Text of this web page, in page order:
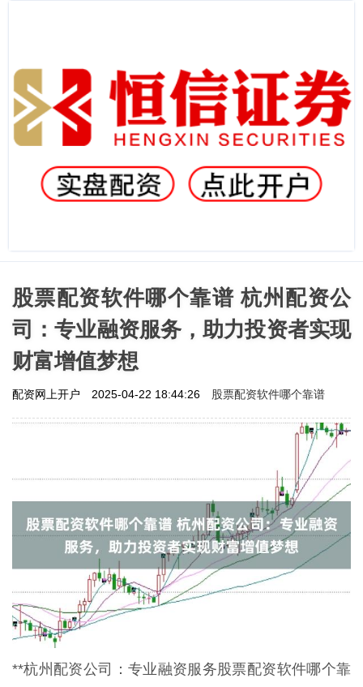
股票配资软件哪个靠谱 杭州配资公
司：专业融资服务，助力投资者实现
财富增值梦想
配资网上开户 2025-04-22 18:44:26 股票配资软件哪个靠谱
**杭州配资公司：专业融资服务股票配资软件哪个靠